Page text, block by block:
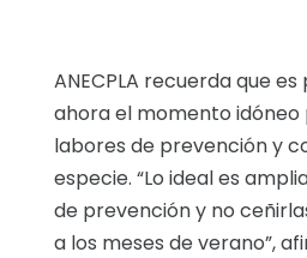
ANECPLA recuerda que
ahora el momento
labores de prevención y
especie. “Lo ideal es
de prevención y no
a los meses de verano”,